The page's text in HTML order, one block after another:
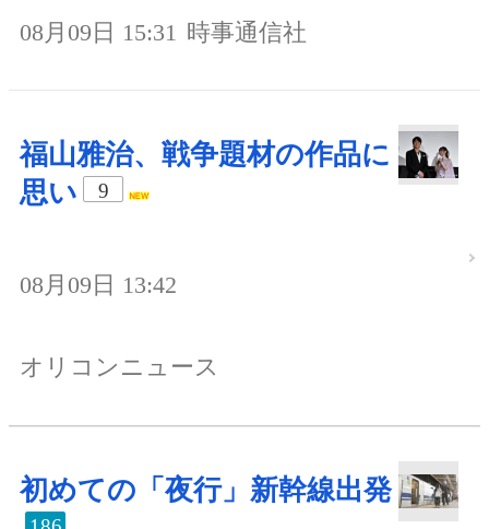
08月09日 15:31 時事通信社
福山雅治、戦争題材の作品に
思い
9
08月09日 13:42
オリコンニュース
初めての「夜行」新幹線出発